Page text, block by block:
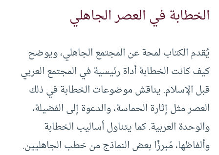
الخطابة في العصر الجاهلي
يُقدم الكتاب لمحة عن المجتمع الجاهلي، ويوضح
كيف كانت الخطابة أداة رئيسية في المجتمع العربي
قبل الإسلام. يناقش موضوعات الخطابة في ذلك
العصر مثل إثارة الحماسة، والدعوة إلى الفضيلة،
والوحدة العربية. كما يتناول أساليب الخطابة
وألفاظها، مُبرزًا بعض النماذج من خطب الجاهليين.